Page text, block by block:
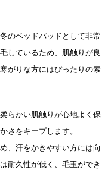
のベッドパッドとして非常
しているため、肌触りが良
がりな方にはぴったりの素
らかい肌触りが心地よく保
さをキープします。
、汗をかきやすい方には向
耐久性が低く、毛玉ができ